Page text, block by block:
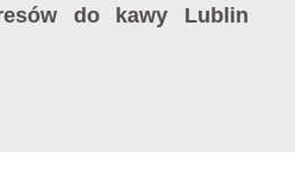
do kawy Lublin